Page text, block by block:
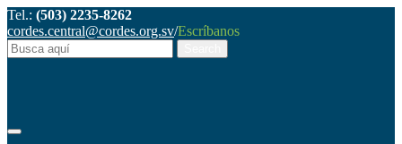
Tel.: (503) 2235-8262
cordes.central@cordes.org.sv/Escríbanos